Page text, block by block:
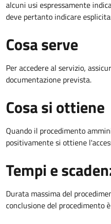
alcuni usi espressamente
deve pertanto indicare
Cosa serve
Per accedere al servizio,
documentazione prevista.
Cosa si ottiene
Quando il procedimento
positivamente si ottiene
Tempi e
Durata massima del
conclusione del procedimento